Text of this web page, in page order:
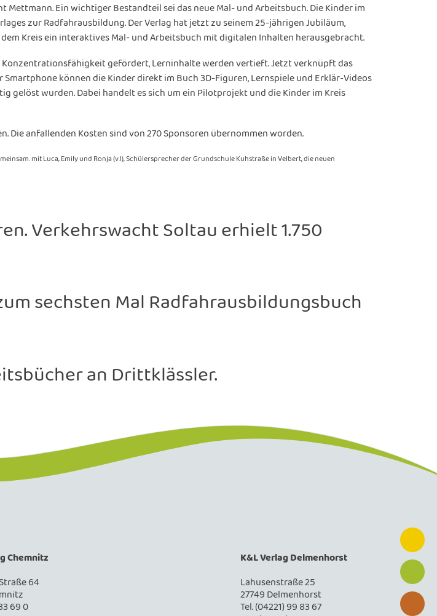
Ein wichtiger Bestandteil sei das neue Mal- und Arbeitsbuch. Die Kinder im
zur Radfahrausbildung. Der Verlag hat jetzt zu seinem 25-jährigen Jubiläum,
Kreis ein interaktives Mal- und Arbeitsbuch mit digitalen Inhalten herausgebracht.
gefördert, Lerninhalte werden vertieft. Jetzt verknüpft das
können die Kinder direkt im Buch 3D-Figuren, Lernspiele und Erklär-Videos
wurden. Dabei handelt es sich um ein Pilotprojekt und die Kinder im Kreis
Die anfallenden Kosten sind von 270 Sponsoren übernommen worden.
mit Luca, Emily und Ronja (v.l), Schülersprecher der Grundschule Kuhstraße in Velbert, die neuen
Verkehrswacht Soltau erhielt 1.750
sechsten Mal Radfahrausbildungsbuch
an Drittklässler.
Chemnitz
64
69 0
K&L Verlag Delmenhorst
Lahusenstraße 25
27749 Delmenhorst
Tel. (04221) 99 83 67